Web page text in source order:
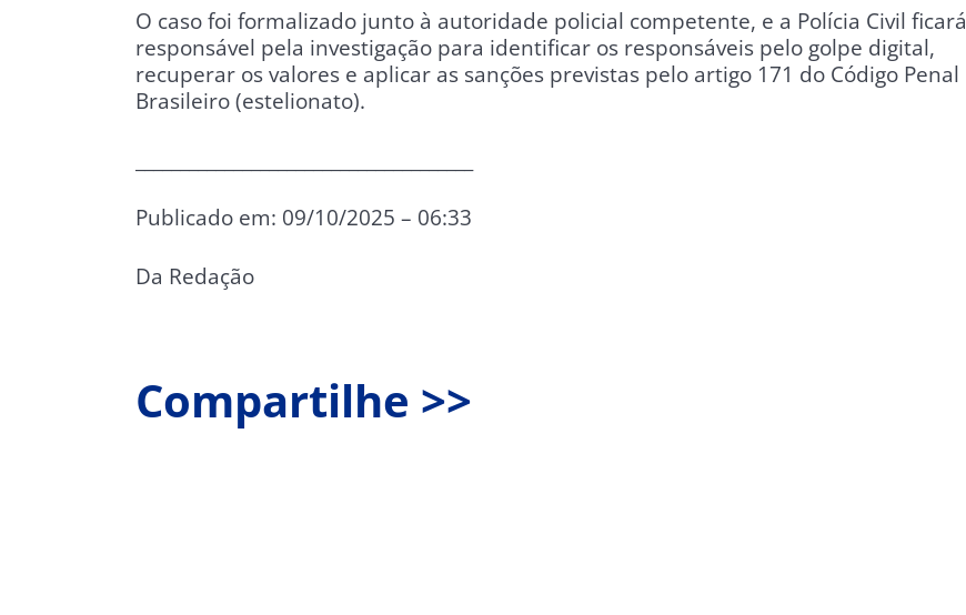
O caso foi formalizado junto à autoridade policial competente, e a Polícia Civil ficará
responsável pela investigação para identificar os responsáveis pelo golpe digital,
recuperar os valores e aplicar as sanções previstas pelo artigo 171 do Código Penal
Brasileiro (estelionato).
Publicado em: 09/10/2025 – 06:33
Da Redação
Compartilhe >>